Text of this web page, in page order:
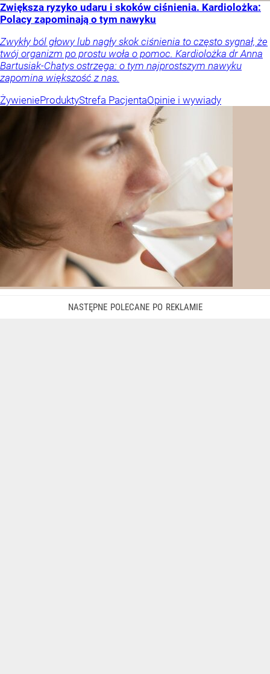
Zwiększa ryzyko udaru i skoków ciśnienia. Kardiolożka:
Polacy zapominają o tym nawyku
Zwykły ból głowy lub nagły skok ciśnienia to często sygnał, że
twój organizm po prostu woła o pomoc. Kardiolożka dr Anna
Bartusiak-Chatys ostrzega: o tym najprostszym nawyku
zapomina większość z nas.
ŻywienieProduktyStrefa PacjentaOpinie i wywiady